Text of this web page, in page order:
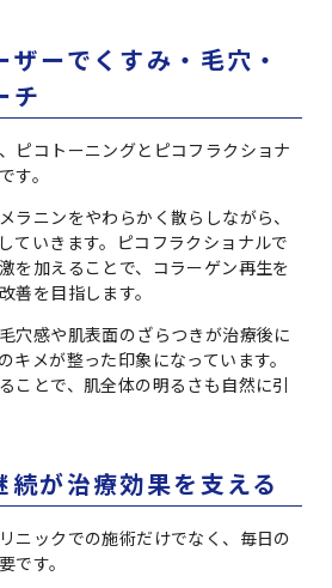
ザーでくすみ・毛穴・
チ
ピコトーニングとピコフラクショナ
す。
ラニンをやわらかく散らしながら、
ていきます。ピコフラクショナルで
を加えることで、コラーゲン再生を
善を目指します。
穴感や肌表面のざらつきが治療後に
キメが整った印象になっています。
ことで、肌全体の明るさも自然に引
続が治療効果を支える
ニックでの施術だけでなく、毎日の
です。